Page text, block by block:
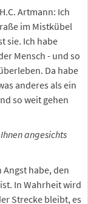
Artmann: Ich
im Mistkübel
sie. Ich habe
Mensch - und so
Da habe
anderes als ein
so weit gehen
angesichts
Angst habe, den
In Wahrheit wird
Strecke bleibt, es